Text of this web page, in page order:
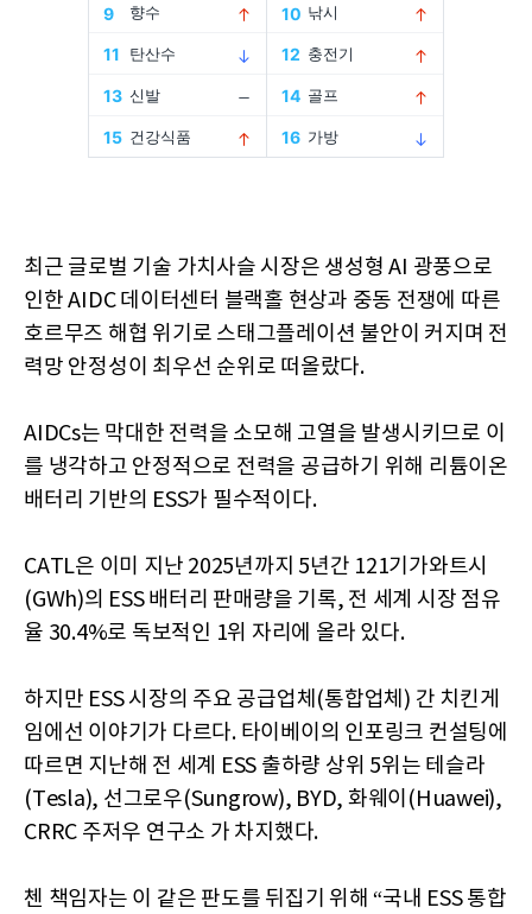
최근 글로벌 기술 가치사슬 시장은 생성형 AI 광풍으로
인한 AIDC 데이터센터 블랙홀 현상과 중동 전쟁에 따른
호르무즈 해협 위기로 스태그플레이션 불안이 커지며 전
력망 안정성이 최우선 순위로 떠올랐다.
AIDCs는 막대한 전력을 소모해 고열을 발생시키므로 이
를 냉각하고 안정적으로 전력을 공급하기 위해 리튬이온
배터리 기반의 ESS가 필수적이다.
CATL은 이미 지난 2025년까지 5년간 121기가와트시
(GWh)의 ESS 배터리 판매량을 기록, 전 세계 시장 점유
율 30.4%로 독보적인 1위 자리에 올라 있다.
하지만 ESS 시장의 주요 공급업체(통합업체) 간 치킨게
임에선 이야기가 다르다. 타이베이의 인포링크 컨설팅에
따르면 지난해 전 세계 ESS 출하량 상위 5위는 테슬라
(Tesla), 선그로우(Sungrow), BYD, 화웨이(Huawei),
CRRC 주저우 연구소 가 차지했다.
첸 책임자는 이 같은 판도를 뒤집기 위해 “국내 ESS 통합